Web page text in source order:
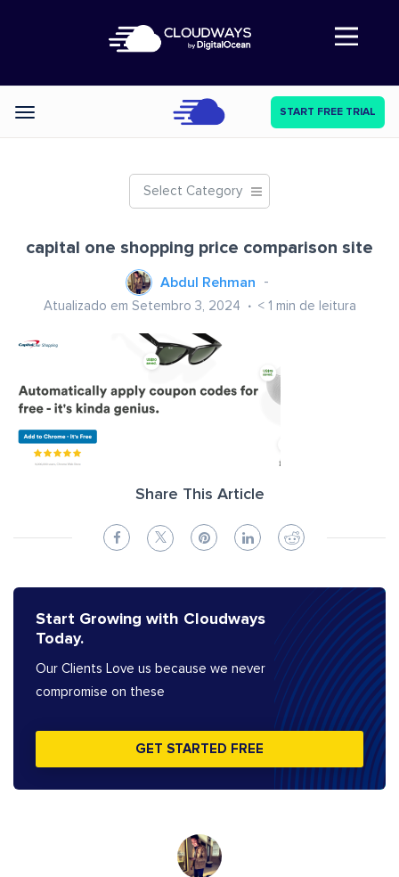
Abre a navegação
Categories START FREE TRIAL
Select Category
capital one shopping price comparison site
Abdul Rehman
Atualizado em Setembro 3, 2024 < 1 min de leitura
Share This Article
Start Growing with Cloudways
Today.
Our Clients Love us because we never
compromise on these
GET STARTED FREE